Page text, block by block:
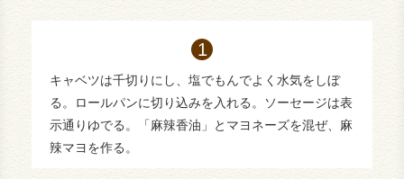
キャベツは千切りにし、塩でもんでよく水気をしぼ
る。ロールパンに切り込みを入れる。ソーセージは表
示通りゆでる。「麻辣香油」とマヨネーズを混ぜ、麻
辣マヨを作る。